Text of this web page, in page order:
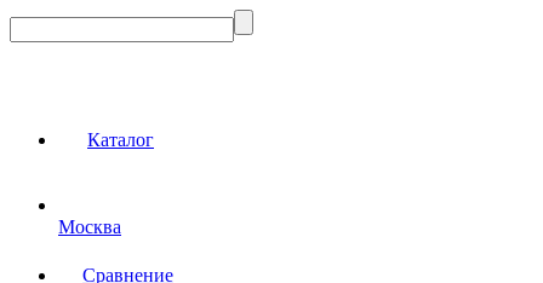
Каталог
Москва
Сравнение